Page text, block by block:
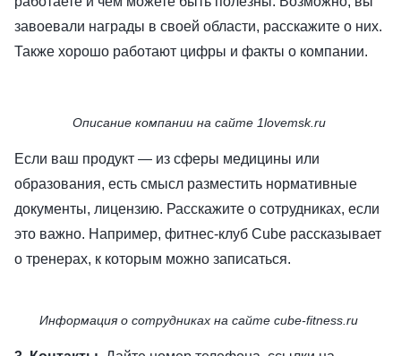
завоевали награды в своей области, расскажите о них.
Также хорошо работают цифры и факты о компании.
Описание компании на сайте 1lovemsk.ru
Если ваш продукт — из сферы медицины или
образования, есть смысл разместить нормативные
документы, лицензию. Расскажите о сотрудниках, если
это важно. Например, фитнес-клуб Cube рассказывает
о тренерах, к которым можно записаться.
Информация о сотрудниках на сайте cube-fitness.ru